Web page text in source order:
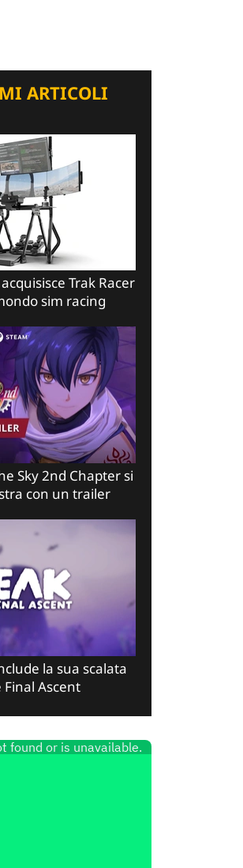
ARTICOLI
Trak Racer
sim racing
Sky 2nd Chapter si
con un trailer
la sua scalata
Final Ascent